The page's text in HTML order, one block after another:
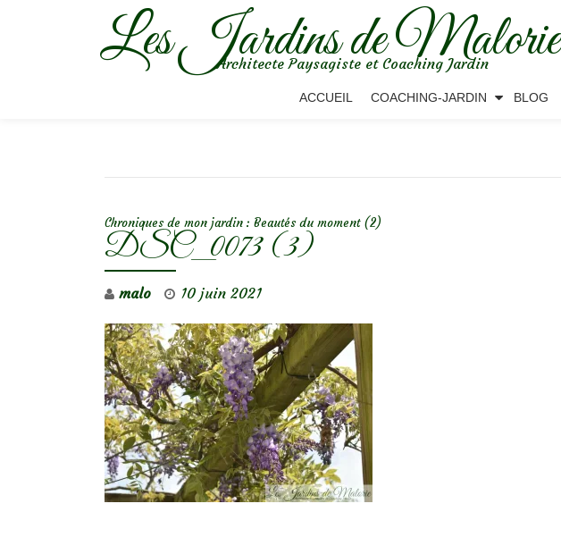
Les Jardins de Malorie
Architecte Paysagiste et Coaching Jardin
ACCUEIL COACHING-JARDIN BLOG
Chroniques de mon jardin : Beautés du moment (2)
DSC_0073 (3)
malo 10 juin 2021